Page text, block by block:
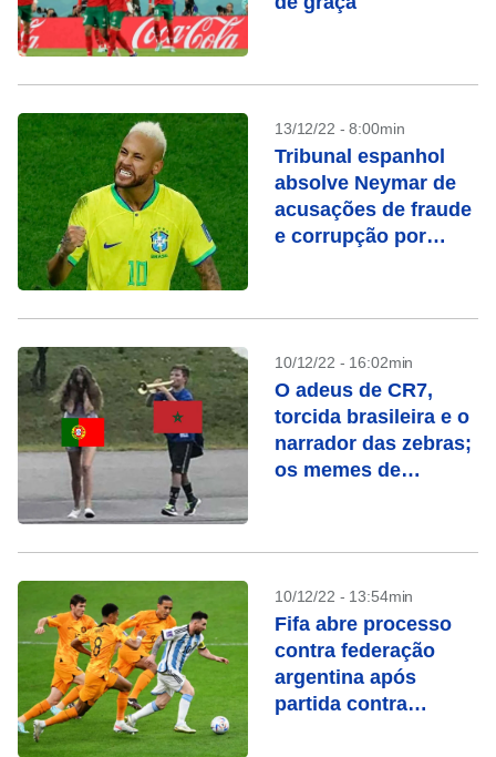
13/12/22 - 8:00min
Tribunal espanhol
absolve Neymar de
acusações de fraude
e corrupção por
10/12/22 - 16:02min
O adeus de CR7,
torcida brasileira e o
narrador das zebras;
os memes de
10/12/22 - 13:54min
Fifa abre processo
contra federação
argentina após
partida contra